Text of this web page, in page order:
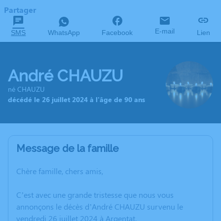
Partager
SMS WhatsApp Facebook E-mail Lien
André CHAUZU
né CHAUZU
décédé le 26 juillet 2024 à l'âge de 90 ans
Message de la famille
Chère famille, chers amis,
C’est avec une grande tristesse que nous vous
annonçons le décès d’André CHAUZU survenu le
vendredi 26 juillet 2024 à Argentat.